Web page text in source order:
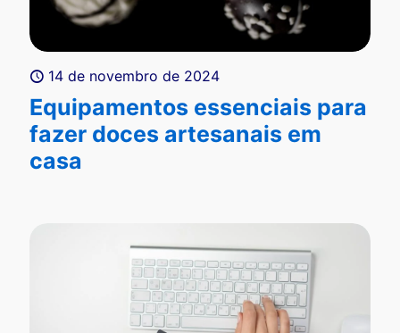
14 de novembro de 2024
Equipamentos essenciais para
fazer doces artesanais em
casa